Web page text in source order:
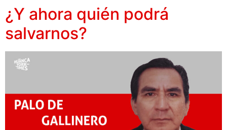
¿Y ahora quién podrá
salvarnos?